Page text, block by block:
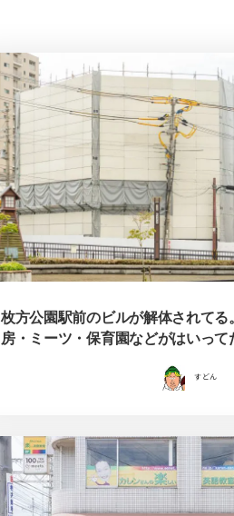
枚方公園駅前のビルが解体されてる
房・ミーツ・保育園などがはいって
すどん